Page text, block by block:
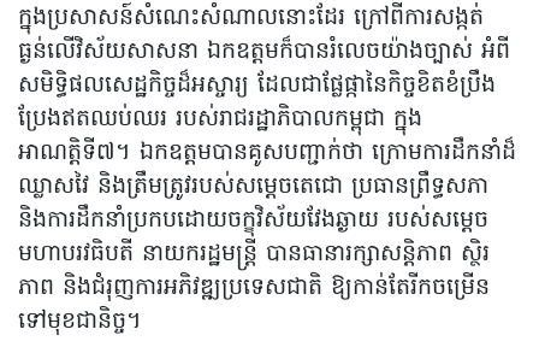
ក្នុងប្រសាសន៍សំណេះសំណាលនោះដែរ ក្រៅពីការសង្កត់
ធ្ងន់លើវិស័យសាសនា ឯកឧត្តមក៏បានរំលេចយ៉ាងច្បាស់ អំពី
សមិទ្ធិផលសេដ្ឋកិច្ចដ៏អស្ចារ្យ ដែលជាផ្លែផ្កានៃកិច្ចខិតខំប្រឹង
ប្រែងឥតឈប់ឈរ របស់រាជរដ្ឋាភិបាលកម្ពុជា ក្នុង
អាណត្តិទី៧។ ឯកឧត្តមបានគូសបញ្ជាក់ថា ក្រោមការដឹកនាំដ៏
ឈ្លាសវៃ និងត្រឹមត្រូវរបស់សម្តេចតេជោ ប្រធានព្រឹទ្ធសភា
និងការដឹកនាំប្រកបដោយចក្ខុវិស័យវែងឆ្ងាយ របស់សម្តេច
មហាបរវធិបតី នាយករដ្ឋមន្ត្រី បានធានារក្សាសន្តិភាព ស្ថិរ
ភាព និងជំរុញការអភិវឌ្ឍប្រទេសជាតិ ឱ្យកាន់តែរីកចម្រើន
ទៅមុខជានិច្ច។